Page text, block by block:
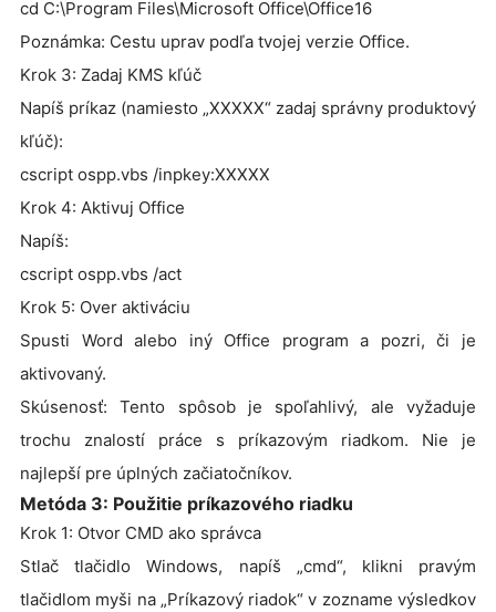
cd C:\Program Files\Microsoft Office\Office16
Poznámka: Cestu uprav podľa tvojej verzie Office.
Krok 3: Zadaj KMS kľúč
Napíš príkaz (namiesto „XXXXX“ zadaj správny produktový
kľúč):
cscript ospp.vbs /inpkey:XXXXX
Krok 4: Aktivuj Office
Napíš:
cscript ospp.vbs /act
Krok 5: Over aktiváciu
Spusti Word alebo iný Office program a pozri, či je
aktivovaný.
Skúsenosť: Tento spôsob je spoľahlivý, ale vyžaduje
trochu znalostí práce s príkazovým riadkom. Nie je
najlepší pre úplných začiatočníkov.
Metóda 3: Použitie príkazového riadku
Krok 1: Otvor CMD ako správca
Stlač tlačidlo Windows, napíš „cmd“, klikni pravým
tlačidlom myši na „Príkazový riadok“ v zozname výsledkov